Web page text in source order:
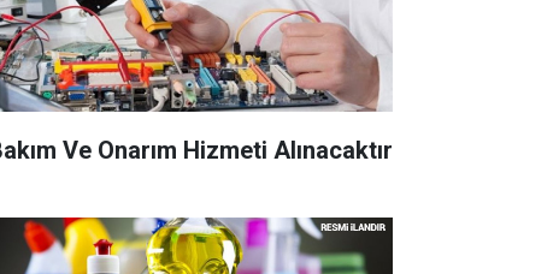
Ve Onarım Hizmeti Alınacaktır